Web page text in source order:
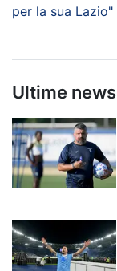
per la sua Lazio"
Ultime news